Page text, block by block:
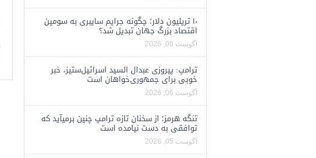
۱۰ تریلیون دلار؛ چگونه جرایم سایبری به سومین
اقتصاد بزرگ جهان تبدیل شد؟
آگوست 06, 2026
ترامپ: پیروزی عبدال السید اسرائیل‌ستیز، خبر
خوبی برای جمهوری‌خواهان است
آگوست 06, 2026
تنگه هرمز؛ از سخنان تازه ترامپ چنین برمیآید که
توافقی به دست نیامده است
آگوست 05, 2026